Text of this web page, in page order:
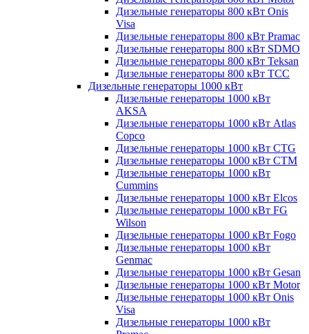
Дизельные генераторы 800 кВт Onis
Visa
Дизельные генераторы 800 кВт Pramac
Дизельные генераторы 800 кВт SDMO
Дизельные генераторы 800 кВт Teksan
Дизельные генераторы 800 кВт ТСС
Дизельные генераторы 1000 кВт
Дизельные генераторы 1000 кВт
AKSA
Дизельные генераторы 1000 кВт Atlas
Copco
Дизельные генераторы 1000 кВт CTG
Дизельные генераторы 1000 кВт CTM
Дизельные генераторы 1000 кВт
Cummins
Дизельные генераторы 1000 кВт Elcos
Дизельные генераторы 1000 кВт FG
Wilson
Дизельные генераторы 1000 кВт Fogo
Дизельные генераторы 1000 кВт
Genmac
Дизельные генераторы 1000 кВт Gesan
Дизельные генераторы 1000 кВт Motor
Дизельные генераторы 1000 кВт Onis
Visa
Дизельные генераторы 1000 кВт